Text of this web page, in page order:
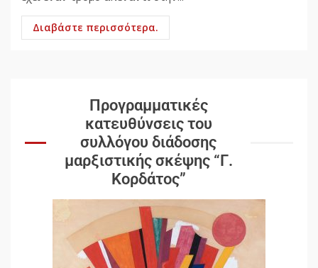
Διαβάστε περισσότερα.
Προγραμματικές
κατευθύνσεις του
συλλόγου διάδοσης
μαρξιστικής σκέψης “Γ.
Κορδάτος”